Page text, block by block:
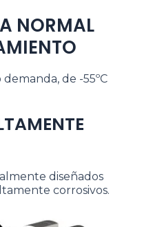
NORMAL
demanda, de -55ºC
diseñados
corrosivos.